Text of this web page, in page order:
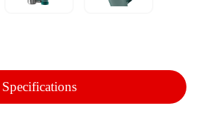
Specifications